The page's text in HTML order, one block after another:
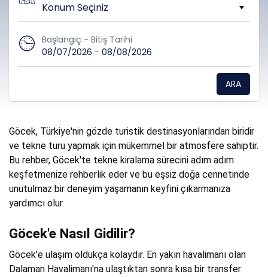
Başlangıç - Bitiş Tarihi
08/07/2026 - 08/08/2026
ARA
Göcek, Türkiye'nin gözde turistik destinasyonlarından biridir
ve tekne turu yapmak için mükemmel bir atmosfere sahiptir.
Bu rehber, Göcek'te tekne kiralama sürecini adım adım
keşfetmenize rehberlik eder ve bu eşsiz doğa cennetinde
unutulmaz bir deneyim yaşamanın keyfini çıkarmanıza
yardımcı olur.
Göcek'e Nasıl Gidilir?
Göcek'e ulaşım oldukça kolaydır. En yakın havalimanı olan
Dalaman Havalimanı'na ulaştıktan sonra kısa bir transfer